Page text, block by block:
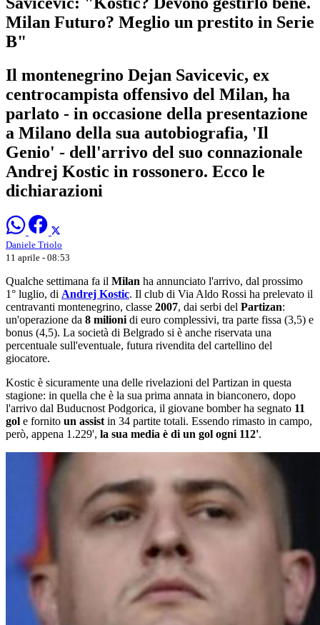
Milan Futuro? Meglio un prestito in Serie
B"
Il montenegrino Dejan Savicevic, ex
centrocampista offensivo del Milan, ha
parlato - in occasione della presentazione
a Milano della sua autobiografia, 'Il
Genio' - dell'arrivo del suo connazionale
Andrej Kostic in rossonero. Ecco le
dichiarazioni
Daniele Triolo
11 aprile - 08:53
Qualche settimana fa il Milan ha annunciato l'arrivo, dal prossimo
1° luglio, di Andrej Kostic. Il club di Via Aldo Rossi ha prelevato il
centravanti montenegrino, classe 2007, dai serbi del Partizan:
un'operazione da 8 milioni di euro complessivi, tra parte fissa (3,5) e
bonus (4,5). La società di Belgrado si è anche riservata una
percentuale sull'eventuale, futura rivendita del cartellino del
giocatore.
Kostic è sicuramente una delle rivelazioni del Partizan in questa
stagione: in quella che è la sua prima annata in bianconero, dopo
l'arrivo dal Buducnost Podgorica, il giovane bomber ha segnato 11
gol e fornito un assist in 34 partite totali. Essendo rimasto in campo,
però, appena 1.229', la sua media è di un gol ogni 112'.